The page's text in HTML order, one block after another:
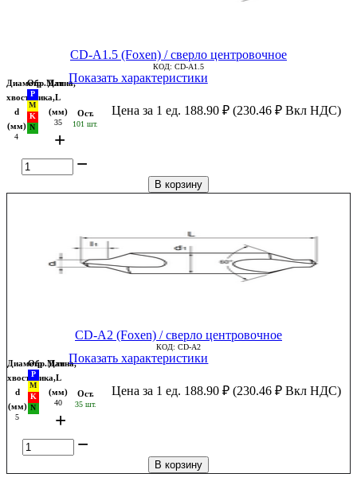
CD-A1.5 (Foxen) / сверло центровочное
КОД: CD-A1.5
Диаметр
хвостовика,
d
(мм)
4
Обр.МатДлина,
L
(мм)
35
Показать характеристики
Ост.
101 шт.
Цена за 1 ед. 188.90 ₽ (230.46 ₽ Вкл НДС)
+
−
В корзину
CD-A2 (Foxen) / сверло центровочное
КОД: CD-A2
Диаметр
хвостовика,
d
(мм)
5
Обр.МатДлина,
L
(мм)
40
Показать характеристики
Ост.
35 шт.
Цена за 1 ед. 188.90 ₽ (230.46 ₽ Вкл НДС)
+
−
В корзину